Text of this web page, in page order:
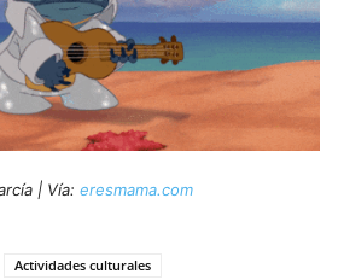
| Vía: eresmama.com
Actividades culturales